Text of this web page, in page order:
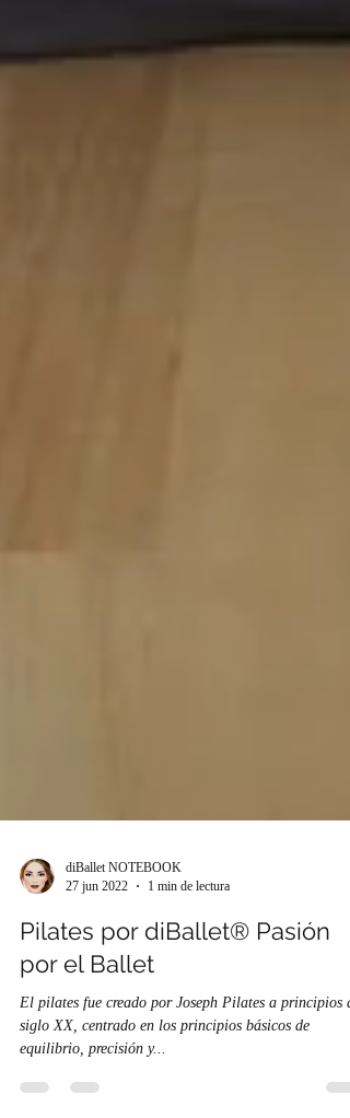
27 jun 2022
1 min de lectura
Pilates por diBallet® Pasión
por el Ballet
El pilates fue creado por Joseph Pilates a principios
equilibrio, precisión y...